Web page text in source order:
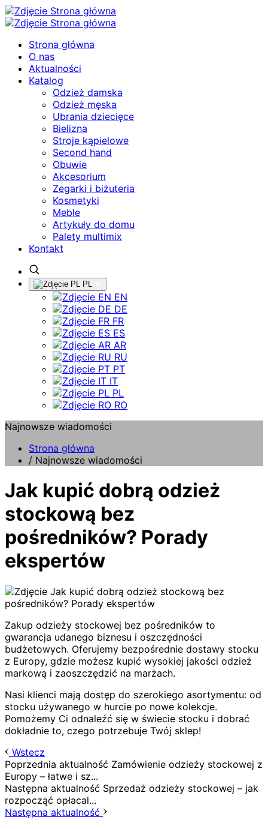
Strona główna
O nas
Aktualności
Katalog
Odzież damska
Odzież męska
Ubrania dziecięce
Bielizna
Stroje kąpielowe
Second hand
Obuwie
Akcesorium
Zegarki i biżuteria
Kosmetyki
Meble
Artykuły do domu
Palety multimix
Kontakt
PL
EN
DE
FR
ES
AR
RU
PT
IT
PL
RO
Najnowsze wiadomości
Strona główna
/ Najnowsze wiadomości
Jak kupić dobrą odzież
stockową bez
pośredników? Porady
ekspertów
Zakup odzieży stockowej bez pośredników to
gwarancja udanego biznesu i oszczędności
budżetowych. Oferujemy bezpośrednie dostawy stocku
z Europy, gdzie możesz kupić wysokiej jakości odzież
markową i zaoszczędzić na marżach.
Nasi klienci mają dostęp do szerokiego asortymentu: od
stocku używanego w hurcie po nowe kolekcje.
Pomożemy Ci odnaleźć się w świecie stocku i dobrać
dokładnie to, czego potrzebuje Twój sklep!
Wstecz
Poprzednia aktualność Zamówienie odzieży stockowej z
Europy – łatwe i sz...
Następna aktualność Sprzedaż odzieży stockowej – jak
rozpocząć opłacal...
Następna aktualność